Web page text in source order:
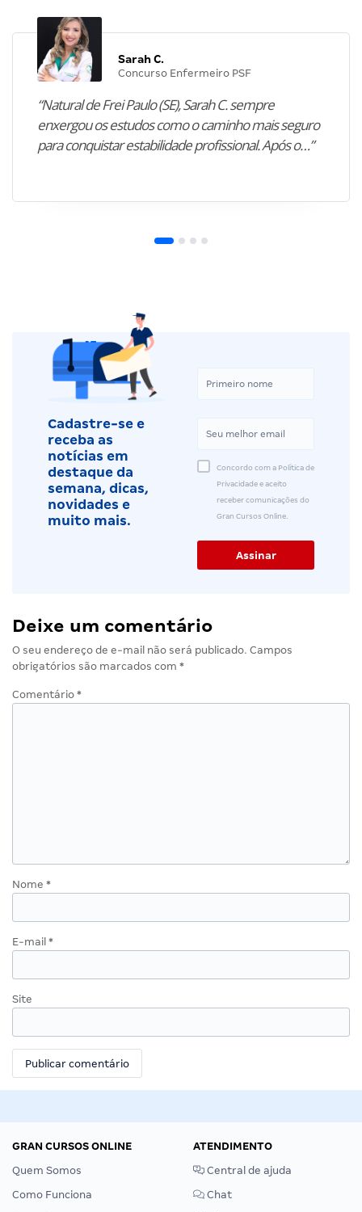
Sarah C.
Concurso Enfermeiro PSF
“Natural de Frei Paulo (SE), Sarah C. sempre
enxergou os estudos como o caminho mais seguro
para conquistar estabilidade profissional. Após o…”
Cadastre-se e
receba as
notícias em
destaque da
semana, dicas,
novidades e
muito mais.
Concordo com a Política de
Privacidade e aceito
receber comunicações do
Gran Cursos Online.
Deixe um comentário
O seu endereço de e-mail não será publicado. Campos
obrigatórios são marcados com *
Comentário *
Nome *
E-mail *
Site
GRAN CURSOS ONLINE
Quem Somos
Como Funciona
ATENDIMENTO
Central de ajuda
Chat